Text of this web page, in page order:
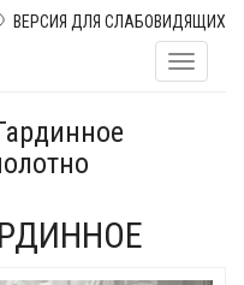
ВЕРСИЯ ДЛЯ СЛАБОВИДЯЩИХ